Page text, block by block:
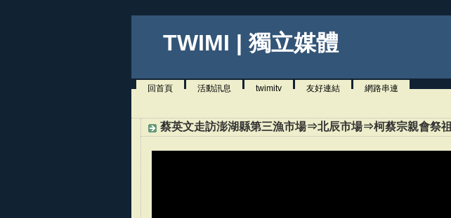
TWIMI | 獨立媒體
回首頁 活動訊息 twimitv 友好連結 網路串連
蔡英文走訪澎湖縣第三漁市場⇒北辰市場⇒柯蔡宗親會祭祖